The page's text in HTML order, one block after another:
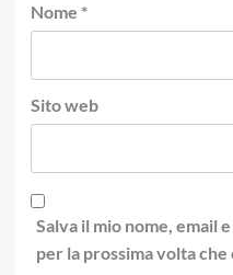
Nome *
Sito web
Salva il mio nome, email
per la prossima volta che